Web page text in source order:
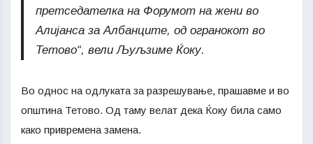
претседателка на Форумот на жени во
Алијанса за Албанците, од огранокот во
Тетово“, вели Љуљзиме Ќоку.
Во однос на одлуката за разрешување, прашавме и во
општина Тетово. Од таму велат дека Ќоку била само
како привремена замена.